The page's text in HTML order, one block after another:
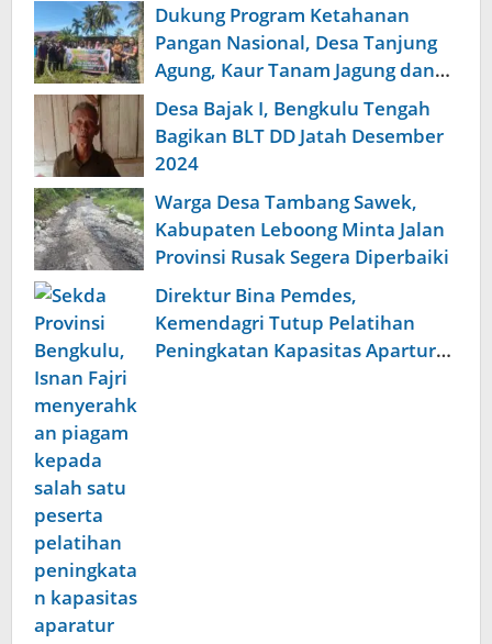
Dukung Program Ketahanan
Pangan Nasional, Desa Tanjung
Agung, Kaur Tanam Jagung dan
Padi
Desa Bajak I, Bengkulu Tengah
Bagikan BLT DD Jatah Desember
2024
Warga Desa Tambang Sawek,
Kabupaten Leboong Minta Jalan
Provinsi Rusak Segera Diperbaiki
Direktur Bina Pemdes,
Kemendagri Tutup Pelatihan
Peningkatan Kapasitas Apartur